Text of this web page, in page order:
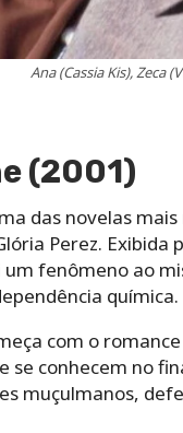
Ana (Cassia Kis), Zeca
(2001)
das novelas
Perez.
fenômeno ao
química.
com o
se conhecem no
muçulmanos,